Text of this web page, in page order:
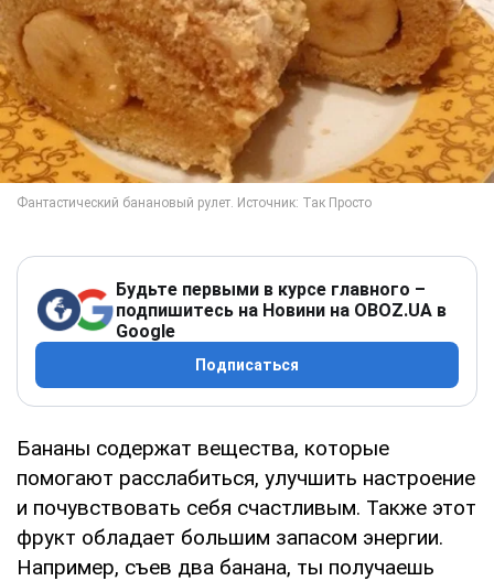
Будьте первыми в курсе главного –
подпишитесь на Новини на OBOZ.UA в
Google
Подписаться
Бананы содержат вещества, которые
помогают расслабиться, улучшить настроение
и почувствовать себя счастливым. Также этот
фрукт обладает большим запасом энергии.
Например, съев два банана, ты получаешь